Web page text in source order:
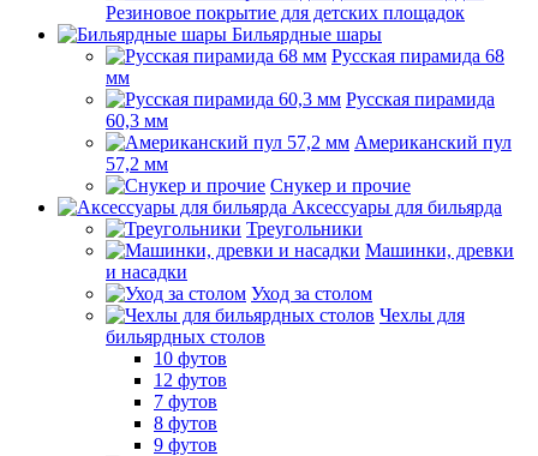
Резиновое покрытие для детских площадок
Бильярдные шары
Русская пирамида 68
мм
Русская пирамида
60,3 мм
Американский пул
57,2 мм
Снукер и прочие
Аксессуары для бильярда
Треугольники
Машинки, древки
и насадки
Уход за столом
Чехлы для
бильярдных столов
10 футов
12 футов
7 футов
8 футов
9 футов